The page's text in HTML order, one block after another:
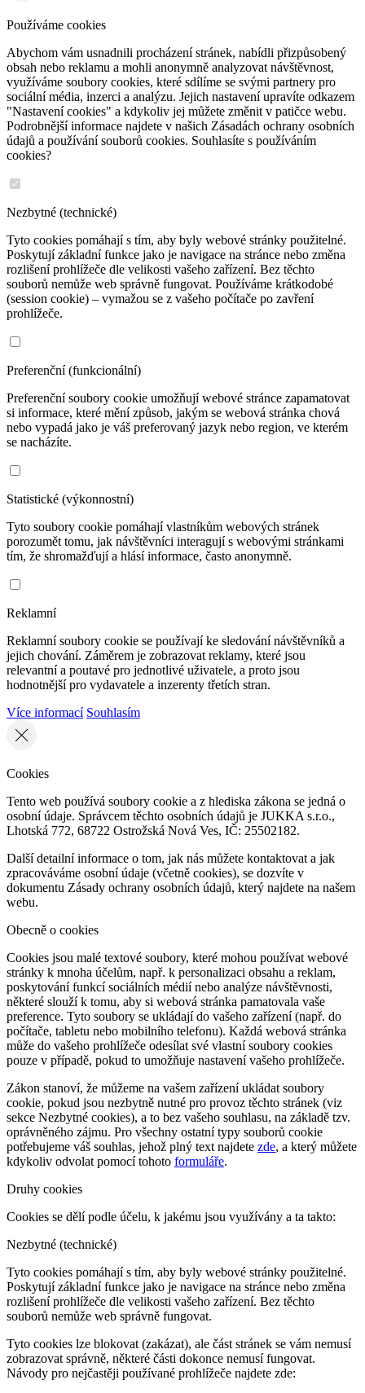
Používáme cookies
Abychom vám usnadnili procházení stránek, nabídli přizpůsobený
obsah nebo reklamu a mohli anonymně analyzovat návštěvnost,
využíváme soubory cookies, které sdílíme se svými partnery pro
sociální média, inzerci a analýzu. Jejich nastavení upravíte odkazem
"Nastavení cookies" a kdykoliv jej můžete změnit v patičce webu.
Podrobnější informace najdete v našich Zásadách ochrany osobních
údajů a používání souborů cookies. Souhlasíte s používáním
cookies?
Nezbytné (technické)
Tyto cookies pomáhají s tím, aby byly webové stránky použitelné.
Poskytují základní funkce jako je navigace na stránce nebo změna
rozlišení prohlížeče dle velikosti vašeho zařízení. Bez těchto
souborů nemůže web správně fungovat. Používáme krátkodobé
(session cookie) – vymažou se z vašeho počítače po zavření
prohlížeče.
Preferenční (funkcionální)
Preferenční soubory cookie umožňují webové stránce zapamatovat
si informace, které mění způsob, jakým se webová stránka chová
nebo vypadá jako je váš preferovaný jazyk nebo region, ve kterém
se nacházíte.
Statistické (výkonnostní)
Tyto soubory cookie pomáhají vlastníkům webových stránek
porozumět tomu, jak návštěvníci interagují s webovými stránkami
tím, že shromažďují a hlásí informace, často anonymně.
Reklamní
Reklamní soubory cookie se používají ke sledování návštěvníků a
jejich chování. Záměrem je zobrazovat reklamy, které jsou
relevantní a poutavé pro jednotlivé uživatele, a proto jsou
hodnotnější pro vydavatele a inzerenty třetích stran.
Více informací Souhlasím
Cookies
Tento web používá soubory cookie a z hlediska zákona se jedná o
osobní údaje. Správcem těchto osobních údajů je JUKKA s.r.o.,
Lhotská 772, 68722 Ostrožská Nová Ves, IČ: 25502182.
Další detailní informace o tom, jak nás můžete kontaktovat a jak
zpracováváme osobní údaje (včetně cookies), se dozvíte v
dokumentu Zásady ochrany osobních údajů, který najdete na našem
webu.
Obecně o cookies
Cookies jsou malé textové soubory, které mohou používat webové
stránky k mnoha účelům, např. k personalizaci obsahu a reklam,
poskytování funkcí sociálních médií nebo analýze návštěvnosti,
některé slouží k tomu, aby si webová stránka pamatovala vaše
preference. Tyto soubory se ukládají do vašeho zařízení (např. do
počítače, tabletu nebo mobilního telefonu). Každá webová stránka
může do vašeho prohlížeče odesílat své vlastní soubory cookies
pouze v případě, pokud to umožňuje nastavení vašeho prohlížeče.
Zákon stanoví, že můžeme na vašem zařízení ukládat soubory
cookie, pokud jsou nezbytně nutné pro provoz těchto stránek (viz
sekce Nezbytné cookies), a to bez vašeho souhlasu, na základě tzv.
oprávněného zájmu. Pro všechny ostatní typy souborů cookie
potřebujeme váš souhlas, jehož plný text najdete zde, a který můžete
kdykoliv odvolat pomocí tohoto formuláře.
Druhy cookies
Cookies se dělí podle účelu, k jakému jsou využívány a ta takto:
Nezbytné (technické)
Tyto cookies pomáhají s tím, aby byly webové stránky použitelné.
Poskytují základní funkce jako je navigace na stránce nebo změna
rozlišení prohlížeče dle velikosti vašeho zařízení. Bez těchto
souborů nemůže web správně fungovat.
Tyto cookies lze blokovat (zakázat), ale část stránek se vám nemusí
zobrazovat správně, některé části dokonce nemusí fungovat.
Návody pro nejčastěji používané prohlížeče najdete zde: